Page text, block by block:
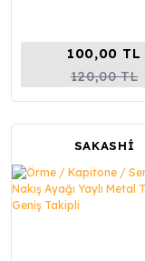
100,00 TL
120,00 TL
SAKASHİ